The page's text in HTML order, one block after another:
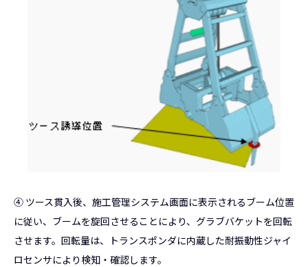
④ ツース貫入後、施工管理システム画面に表示されるブーム位置
に従い、ブームを旋回させることにより、グラブバケットを回転
させます。回転量は、トランスポンダに内蔵した耐振動性ジャイ
ロセンサにより検知・確認します。